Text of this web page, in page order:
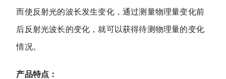
而使反射光的波长发生变化，通过测量物理量变化前
后反射光波长的变化，就可以获得待测物理量的变化
情况。
产品特点：